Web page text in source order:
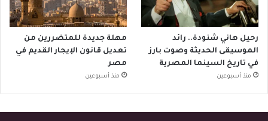
رحيل هاني شنودة.. رائد
الموسيقى الحديثة وصوت بارز
في تاريخ السينما المصرية
منذ أسبوعين
مهلة جديدة للمتضررين من
تعديل قانون الإيجار القديم في
مصر
منذ أسبوعين